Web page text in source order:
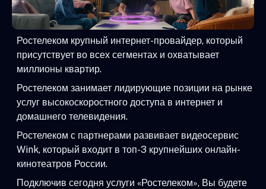
Ростелеком крупный интернет-провайдер, который
присутствует во всех сегментах и охватывает
миллионы квартир.
Ростелеком занимает лидирующие позиции на рынке
услуг высокоскоростного доступа в интернет и
домашнего телевидения.
Ростелеком с партнерами развивает видеосервис
Wink, который входит в топ-3 крупнейших онлайн-
кинотеатров России.
Подключив сегодня услуги «Ростелеком», Вы будете